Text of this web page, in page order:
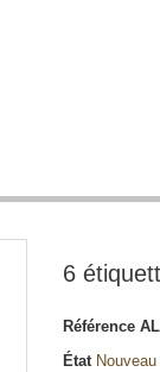
6
Référence
État Nouveau